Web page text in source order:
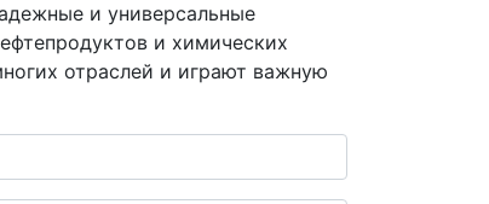
и универсальные
и химических
отраслей и играют важную